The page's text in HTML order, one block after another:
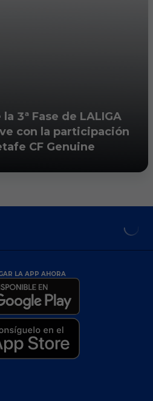
3ª Fase de LALIGA
con la participación
CF Genuine
LA APP AHORA